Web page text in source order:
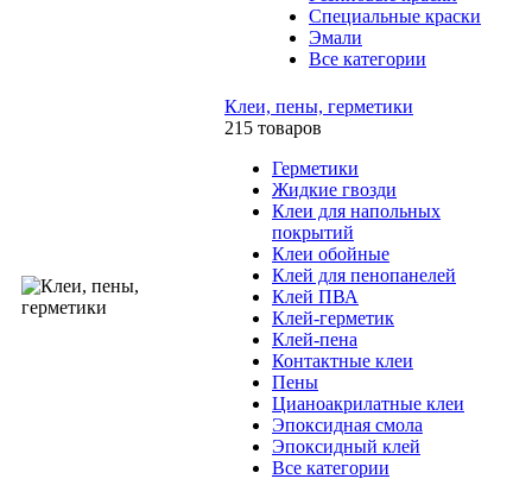
Специальные краски
Эмали
Все категории
Клеи, пены, герметики
215 товаров
Герметики
Жидкие гвозди
Клеи для напольных
покрытий
Клеи обойные
Клей для пенопанелей
Клей ПВА
Клей-герметик
Клей-пена
Контактные клеи
Пены
Цианоакрилатные клеи
Эпоксидная смола
Эпоксидный клей
Все категории